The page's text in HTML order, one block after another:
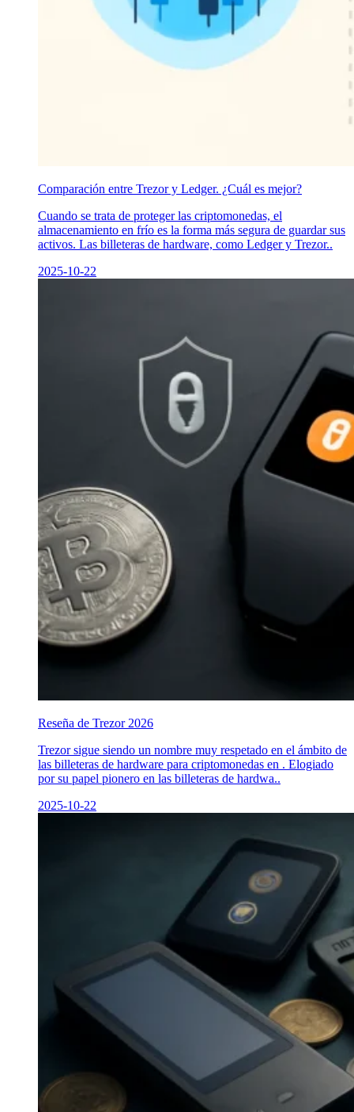
Comparación entre Trezor y Ledger. ¿Cuál es mejor?
Cuando se trata de proteger las criptomonedas, el
almacenamiento en frío es la forma más segura de guardar sus
activos. Las billeteras de hardware, como Ledger y Trezor..
2025-10-22
Reseña de Trezor 2026
Trezor sigue siendo un nombre muy respetado en el ámbito de
las billeteras de hardware para criptomonedas en . Elogiado
por su papel pionero en las billeteras de hardwa..
2025-10-22